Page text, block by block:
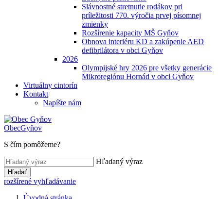
Slávnostné stretnutie rodákov pri
príležitosti 770. výročia prvej písomnej
zmienky
Rozšírenie kapacity MŠ Gyňov
Obnova interiéru KD a zakúpenie AED
defibrilátora v obci Gyňov
2026
Olympijské hry 2026 pre všetky generácie
Mikroregiónu Hornád v obci Gyňov
Virtuálny cintorín
Kontakt
Napíšte nám
ObecGyňov
S čím pomôžeme?
Hľadaný výraz
Hľadať
rozšírené vyhľadávanie